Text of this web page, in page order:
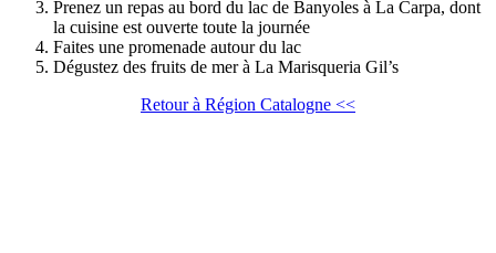
Prenez un repas au bord du lac de Banyoles à La Carpa, dont
la cuisine est ouverte toute la journée
Faites une promenade autour du lac
Dégustez des fruits de mer à La Marisqueria Gil’s
Retour à Région Catalogne <<